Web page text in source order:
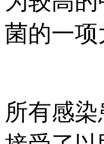
菌的一项
所有感